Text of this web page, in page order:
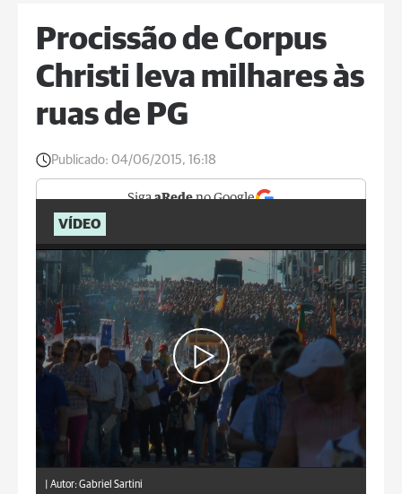
Procissão de Corpus
Christi leva milhares às
ruas de PG
Publicado: 04/06/2015, 16:18
SigaaRedeno Google
VÍDEO
Autor: Gabriel Sartini